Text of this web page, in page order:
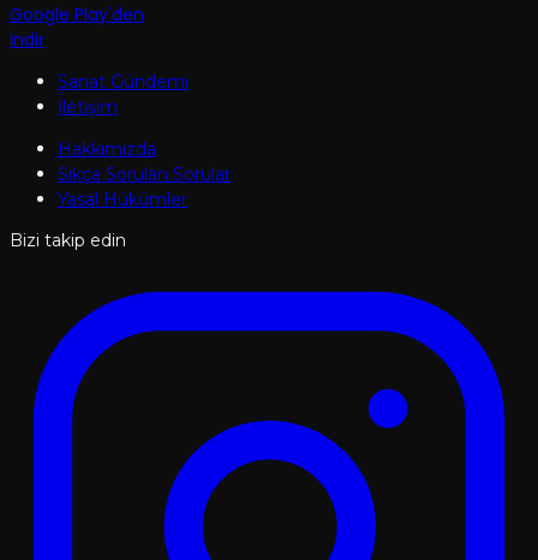
Google Play'den
İndir
Sanat Gündemi
İletişim
Hakkımızda
Sıkça Sorulan Sorular
Yasal Hükümler
Bizi takip edin